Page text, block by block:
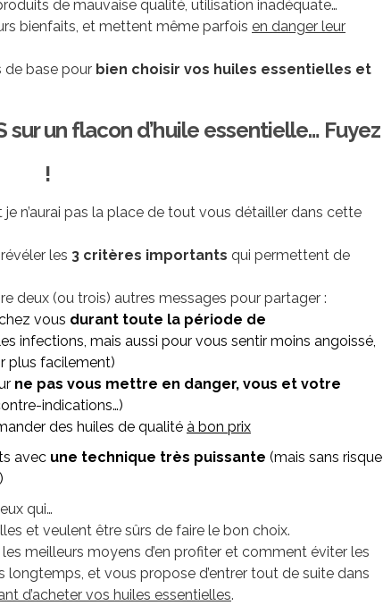
de mauvaise qualité, utilisation inadéquate…
bienfaits, et mettent même parfois en danger leur
de base pour bien choisir vos huiles essentielles et
sur un flacon d’huile essentielle… Fuyez
!
n’aurai pas la place de tout vous détailler dans cette
les 3 critères importants qui permettent de
deux (ou trois) autres messages pour partager :
vous durant toute la période de
infections, mais aussi pour vous sentir moins angoissé,
plus facilement)
ne pas vous mettre en danger, vous et votre
indications…)
des huiles de qualité à bon prix
avec une technique très puissante (mais sans risque
qui…
et veulent être sûrs de faire le bon choix.
meilleurs moyens d’en profiter et comment éviter les
longtemps, et vous propose d’entrer tout de suite dans
d’acheter vos huiles essentielles.